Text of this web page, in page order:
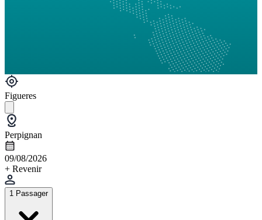
Figueres
Perpignan
09/08/2026
+ Revenir
1 Passager